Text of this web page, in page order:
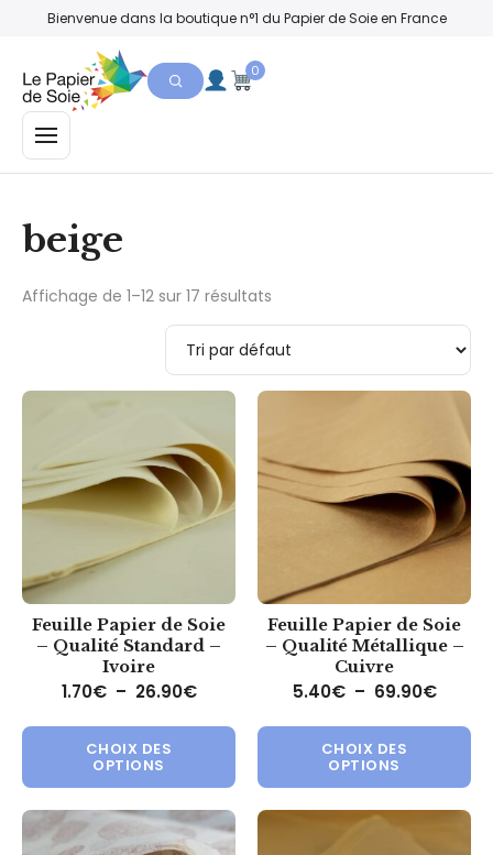
Bienvenue dans la boutique n°1 du Papier de Soie en France
MENU
0
beige
Affichage de 1–12 sur 17 résultats
Feuille Papier de Soie
– Qualité Standard –
Ivoire
1.70€ – 26.90€Plage de prix : 1.70€ à 26.90€
CHOIX DES
OPTIONS
Ce produit a plusieurs
Feuille Papier de Soie
– Qualité Métallique –
Cuivre
5.40€ – 69.90€Plage
CHOIX DES
OPTIONS